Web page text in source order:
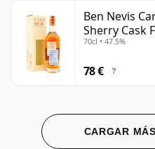
Ben Nevis
Sherry Cask
70cl • 47.5%
78 € ?
CARGAR